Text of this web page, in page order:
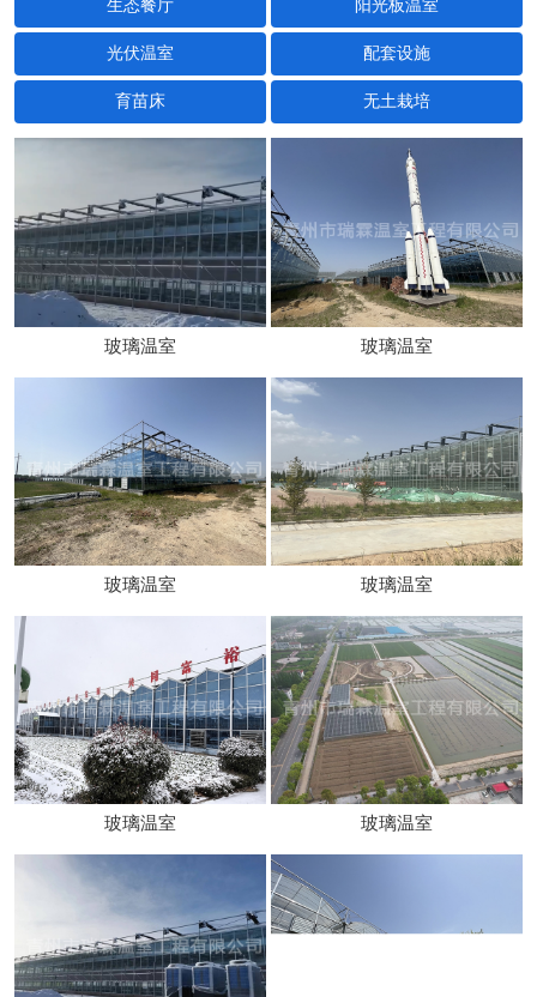
生态餐厅 阳光板温室
光伏温室 配套设施
育苗床 无土栽培
玻璃温室 玻璃温室
玻璃温室 玻璃温室
玻璃温室 玻璃温室